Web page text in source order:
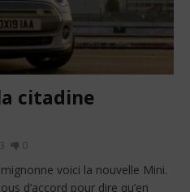
citadine
0
voici la nouvelle Mini.
d’accord pour dire qu’en